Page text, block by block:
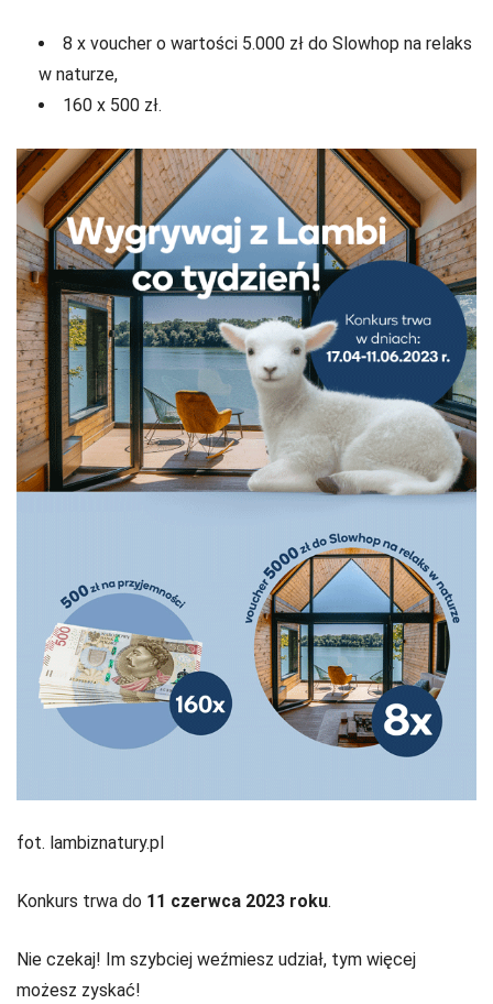
8 x voucher o wartości 5.000 zł do Slowhop na relaks
w naturze,
160 x 500 zł.
fot. lambiznatury.pl
Konkurs trwa do 11 czerwca 2023 roku.
Nie czekaj! Im szybciej weźmiesz udział, tym więcej
możesz zyskać!